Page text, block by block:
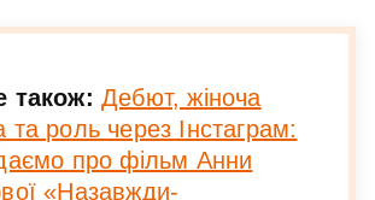
також: Дебют, жіноча
та роль через Інстаграм:
про фільм Анни
«Назавжди-